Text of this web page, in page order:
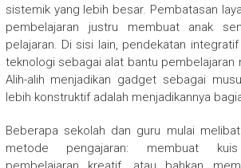
sistemik yang lebih besar. Pembatasan
pembelajaran justru membuat anak
pelajaran. Di sisi lain, pendekatan
teknologi sebagai alat bantu pembelajaran
Alih-alih menjadikan gadget sebagai
lebih konstruktif adalah menjadikannya
Beberapa sekolah dan guru mulai
metode pengajaran: membuat